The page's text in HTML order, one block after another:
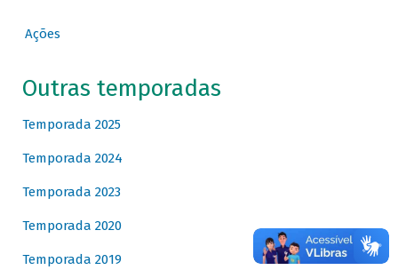
Ações
Outras temporadas
Temporada 2025
Temporada 2024
Temporada 2023
Temporada 2020
Temporada 2019